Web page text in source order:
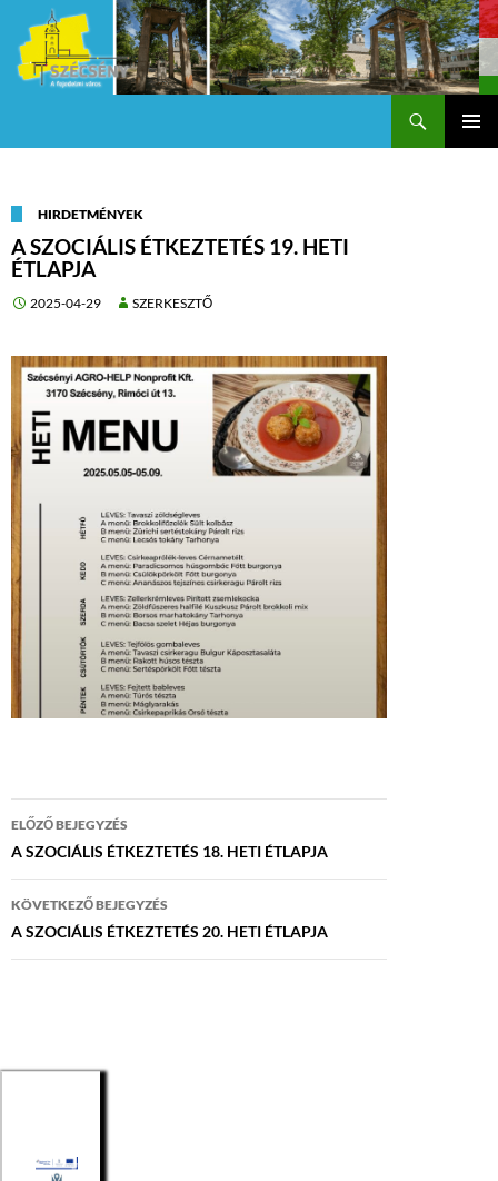
HIRDETMÉNYEK
A SZOCIÁLIS ÉTKEZTETÉS 19. HETI
ÉTLAPJA
2025-04-29 SZERKESZTŐ
Bejegyzés
navigáció
ELŐZŐ BEJEGYZÉS
A SZOCIÁLIS ÉTKEZTETÉS 18. HETI ÉTLAPJA
KÖVETKEZŐ BEJEGYZÉS
A SZOCIÁLIS ÉTKEZTETÉS 20. HETI ÉTLAPJA